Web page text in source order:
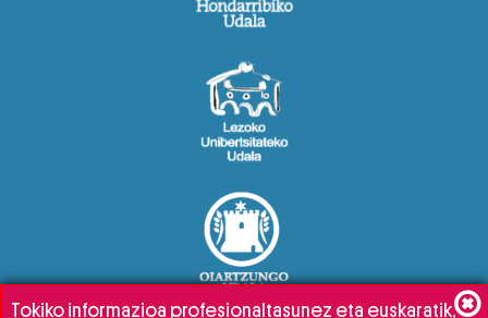
Tokiko informazioa profesionaltasunez eta euskaratik,